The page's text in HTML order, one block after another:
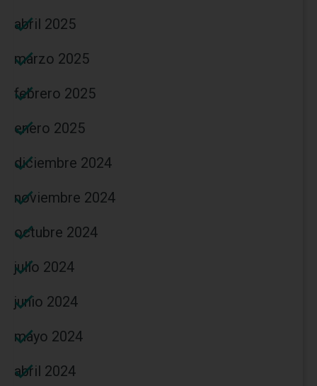
abril 2025
marzo 2025
febrero 2025
enero 2025
diciembre 2024
noviembre 2024
octubre 2024
julio 2024
junio 2024
mayo 2024
abril 2024